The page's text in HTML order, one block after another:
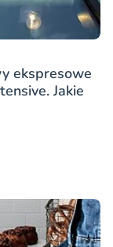
ekspresowe
Jakie